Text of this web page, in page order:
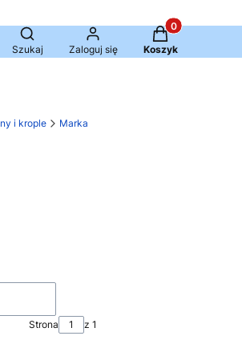
Otwórz wyszukiwarkę
Szukaj Zaloguj się
Produkty w
Koszyk
i krople Marka
Strona z 1